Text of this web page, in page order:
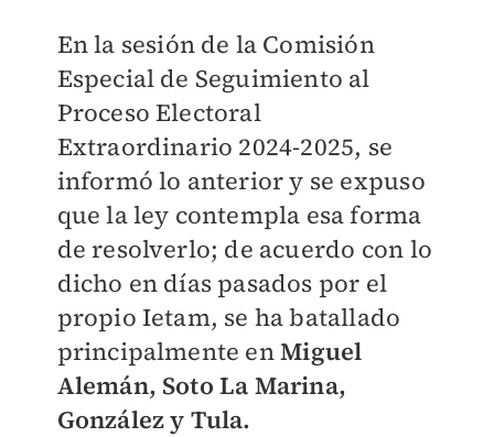
En la sesión de la Comisión
Especial de Seguimiento al
Proceso Electoral
Extraordinario 2024-2025, se
informó lo anterior y se expuso
que la ley contempla esa forma
de resolverlo; de acuerdo con lo
dicho en días pasados por el
propio Ietam, se ha batallado
principalmente enMiguel
Alemán, Soto La Marina,
González y Tula.